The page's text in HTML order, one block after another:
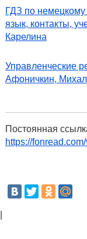
ГДЗ по немецкому
язык, контакты,
Карелина
Управленческие
Афоничкин,
Постоянная
https://